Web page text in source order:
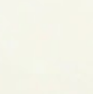
www.lafoiapostolique.org/wp-
suis-sans-rien-a-moi.mp3
content/uploads/2018/06/